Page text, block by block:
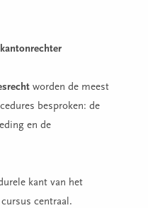
worden de meest
besproken: de
en de
kant van het
centraal.